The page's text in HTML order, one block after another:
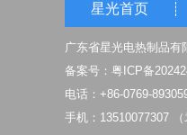
星光首页
广东省星光电热制品有
备案号： 粤ICP备
电话：+86-0769-
手机：13510077307 （